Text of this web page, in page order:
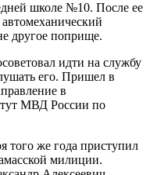
школе №10. После ее
другое поприще.
идти на службу
его. Пришел в
в
МВД России по
того же года приступил
милиции.